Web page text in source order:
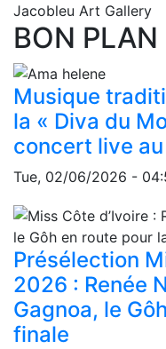
Jacobleu Art Gallery
BON PLAN
Musique
la « Diva du
concert live
Tue, 02/06/2026 -
Présélection
2026 : Renée
Gagnoa, le
finale